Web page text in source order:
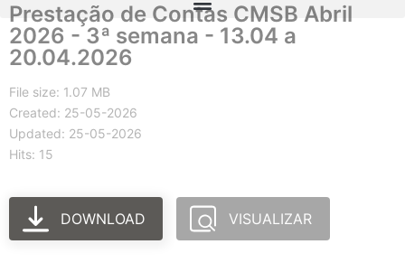
Prestação de Contas CMSB Abril
2026 - 3ª semana - 13.04 a
20.04.2026
File size: 1.07 MB
Created: 25-05-2026
Updated: 25-05-2026
Hits: 15
DOWNLOAD VISUALIZAR